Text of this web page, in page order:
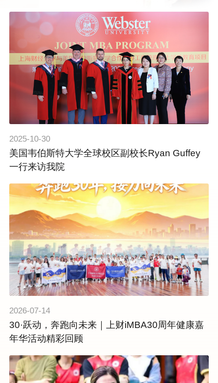
2025-10-30
美国韦伯斯特大学全球校区副校长Ryan Guffey
一行来访我院
2026-07-14
30·跃动，奔跑向未来｜上财iMBA30周年健康嘉
年华活动精彩回顾